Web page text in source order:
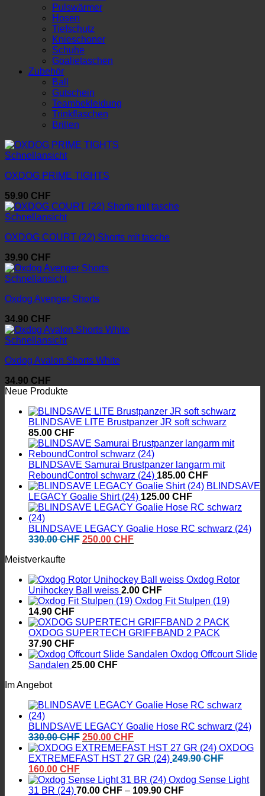
Pulswärmer
Hosen
Tiefschutz
Knieschoner
Schuhe
Goalietaschen
Zubehör
Ball
Gutschein
Teambekleidung
Trinkflaschen
Brillen
Schnellansicht
OXDOG PRIME TIGHTS
59.90 CHF
Schnellansicht
OXDOG COURT (22) Shorts mit tasche
39.90 CHF
Schnellansicht
Oxdog Avenger Shorts
34.90 CHF
Schnellansicht
Oxdog Avalon Shorts White
34.90 CHF
Neue Produkte
BLINDSAVE LITE Brustpanzer JR soft schwarz
85.00 CHF
BLINDSAVE Samurai Brustpanzer langarm mit
ReboundControl schwarz (24) 185.00 CHF
BLINDSAVE
LEGACY Goalie Shirt (24) 125.00 CHF
BLINDSAVE LEGACY Goalie Hose RC schwarz (24)
330.00CHF Ursprünglicher
250.00 CHFAktueller
Meistverkaufte
Oxdog Rotor
Unihockey Ball weiss 2.00 CHF
Oxdog Fit Stulpen (19)
14.90 CHF
OXDOG SUPERTECH GRIFFBAND 2 PACK
37.90 CHF
Oxdog Offcourt Slide
Sandalen 25.00 CHF
Im Angebot
BLINDSAVE LEGACY Goalie Hose RC schwarz (24)
330.00CHF Ursprünglicher
Preis
war:
250.00 CHFAktueller
Preis
ist:
OXDOG
EXTREMEFAST HST 27 GR (24) 249.90CHF
Ursprünglicher
Preis
war:
160.00 CHFAktueller
Preis
ist:
Oxdog Sense Light
31 BR (24) 70.00 CHF – 109.90 CHFPreisspanne: